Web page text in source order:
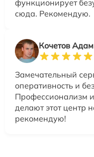
функционирует
сюда. Рекомендую.
Кочетов Адам
Замечательный
оперативность и
Профессионализм и
делают этот центр
рекомендую!